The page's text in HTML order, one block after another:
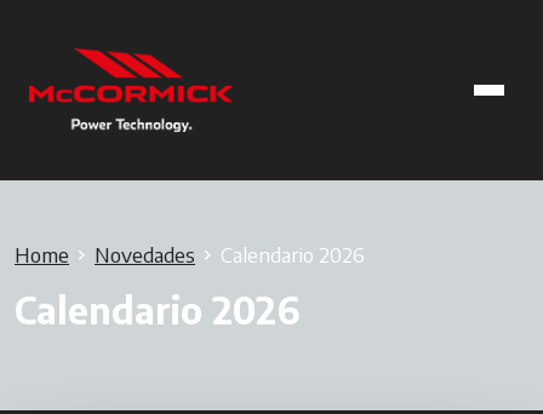
Home Novedades Calendario 2026
Calendario 2026